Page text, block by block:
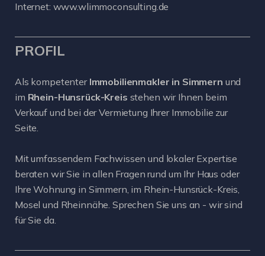
Internet: www.wlimmoconsulting.de
PROFIL
Als kompetenter Immobilienmakler in Simmern und
im Rhein-Hunsrück-Kreis stehen wir Ihnen beim
Verkauf und bei der Vermietung Ihrer Immobilie zur
Seite.
Mit umfassendem Fachwissen und lokaler Expertise
beraten wir Sie in allen Fragen rund um Ihr Haus oder
Ihre Wohnung in Simmern, im Rhein-Hunsrück-Kreis,
Mosel und Rheinnähe. Sprechen Sie uns an - wir sind
für Sie da.